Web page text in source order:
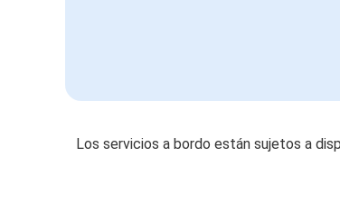
Los servicios a bordo están sujetos a